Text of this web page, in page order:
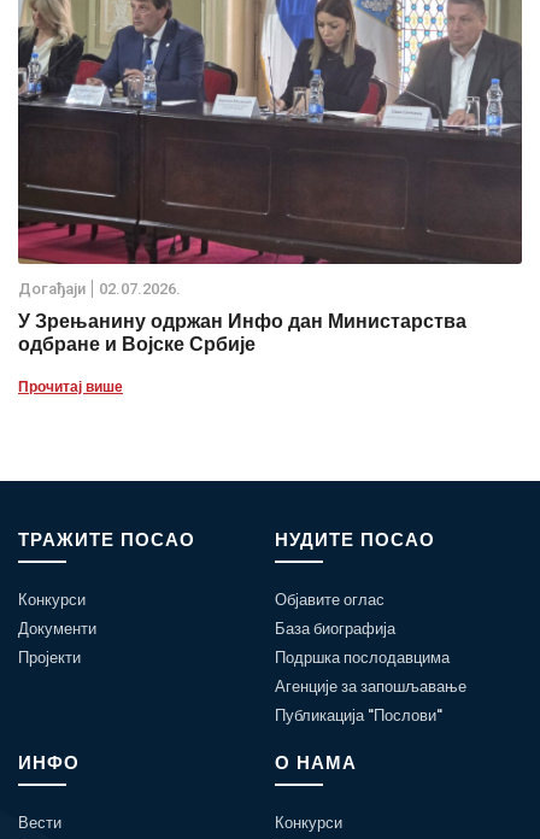
Дoгађаjи 02.07.2026.
У Зрењанину одржан Инфо дан Министарства
одбране и Војске Србије
Прочитај више
ТРАЖИТЕ ПОСАО
Конкурси
Документи
Пројекти
НУДИТЕ ПОСАО
Објавите оглас
База биографија
Подршка послодавцима
Агенције за запошљавање
Публикација "Послови"
ИНФО
Вести
О НАМА
Конкурси